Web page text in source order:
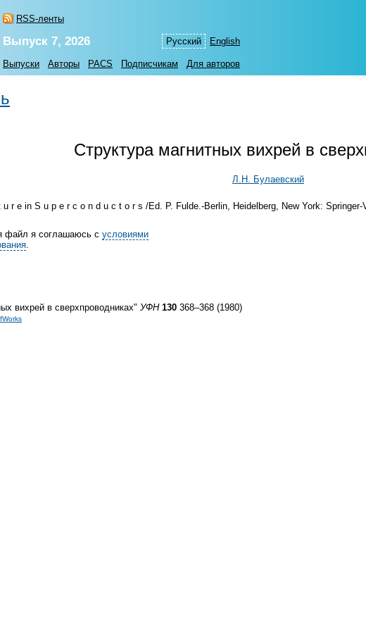
RSS-ленты
Русский English
Выпуск 7, 2026
Выпуски Авторы PACS Подписчикам Для авторов
Структура магнитных вихрей в
Л.Н. Булаевский
r e in S u p e r c o n d u c t o r s /Ed. P. Fulde.-Berlin, Heidelberg, New York:
файл я соглашаюсь с условиями
.
вихрей в сверхпроводниках" УФН 130 368–368 (1980)